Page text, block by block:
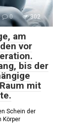
0 302
am
vor
bis der
mit
Schein der
Körper